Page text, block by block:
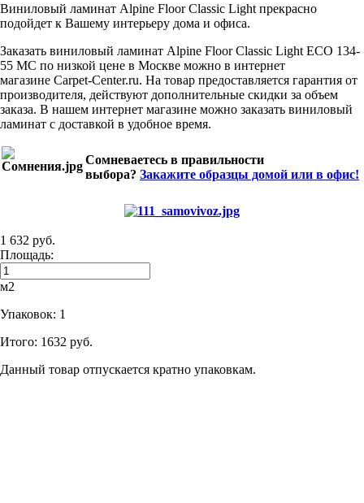
Виниловый ламинат Alpine Floor Classic Light прекрасно
подойдет к Вашему интерьеру дома и офиса.
Заказать виниловый ламинат Alpine Floor Classic Light ECO 134-
55 MC по низкой цене в Москве можно в интернет
магазине Carpet-Center.ru. На товар предоставляется гарантия от
производителя, действуют дополнительные скидки за объем
заказа. В нашем интернет магазине можно заказать виниловый
ламинат с доставкой в удобное время.
Сомневаетесь в правильности
выбора? Закажите образцы домой или в офис!
1 632 руб.
Площадь:
м2
Упаковок: 1
Итого: 1632 руб.
Данный товар отпускается кратно упаковкам.